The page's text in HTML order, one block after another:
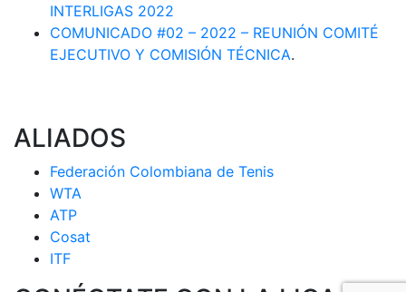
INTERLIGAS 2022
COMUNICADO #02 – 2022 – REUNIÓN COMITÉ
EJECUTIVO Y COMISIÓN TÉCNICA.
ALIADOS
Federación Colombiana de Tenis
WTA
ATP
Cosat
ITF